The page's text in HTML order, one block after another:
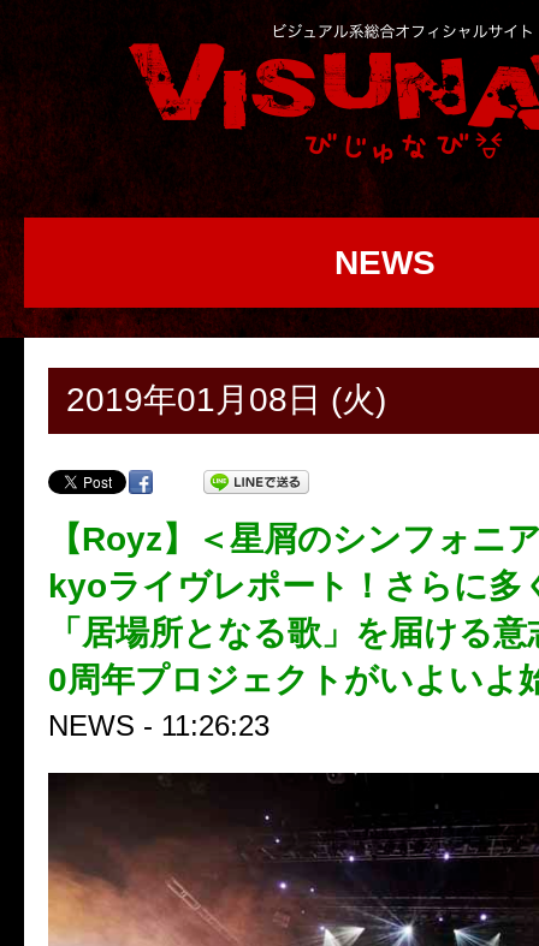
NEWS
2019年01月08日 (火)
【Royz】＜星屑のシンフォニ
kyoライヴレポート！さらに多
「居場所となる歌」を届ける
0周年プロジェクトがいよいよ
NEWS - 11:26:23